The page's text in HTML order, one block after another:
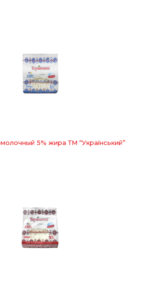
5% жира ТМ “Український”